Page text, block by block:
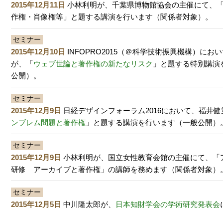
2015年12月11日 小林利明が、千葉県博物館協会の主催にて、
作権・肖像権等」と題する講演を行います（関係者対象）。
セミナー
2015年12月10日 INFOPRO2015（＠科学技術振興機構）にお
が、「ウェブ世論と著作権の新たなリスク 」と題する特別講
公開）。
セミナー
2015年12月9日 日経デザインフォーラム2016において、福井
ンブレム問題と著作権 」と題する講演を行います（一般公開）
セミナー
2015年12月9日 小林利明が、国立女性教育会館の主催にて、「
研修 アーカイブと著作権」の講師を務めます（関係者対象）
セミナー
2015年12月5日 中川隆太郎が、 日本知財学会の学術研究発表会